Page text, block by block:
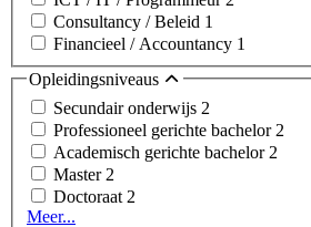
Consultancy / Beleid 1
Financieel / Accountancy 1
Opleidingsniveaus
Secundair onderwijs 2
Professioneel gerichte bachelor 2
Academisch gerichte bachelor 2
Master 2
Doctoraat 2
Meer...